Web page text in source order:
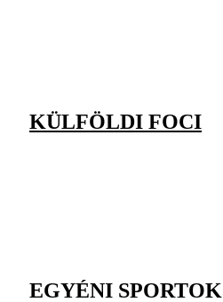
KÜLFÖLDI FOCI
EGYÉNI SPORTOK